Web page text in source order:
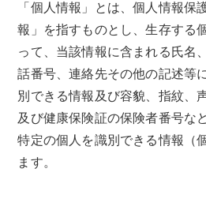
「個人情報」とは、個人情報保
報」を指すものとし、生存する
って、当該情報に含まれる氏名
話番号、連絡先その他の記述等
別できる情報及び容貌、指紋、
及び健康保険証の保険者番号な
特定の個人を識別できる情報（
ます。